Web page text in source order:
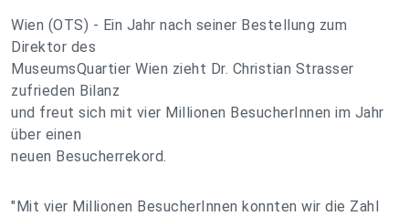
Wien (OTS) - Ein Jahr nach seiner Bestellung zum
Direktor des
MuseumsQuartier Wien zieht Dr. Christian Strasser
zufrieden Bilanz
und freut sich mit vier Millionen BesucherInnen im Jahr
über einen
neuen Besucherrekord.
"Mit vier Millionen BesucherInnen konnten wir die Zahl